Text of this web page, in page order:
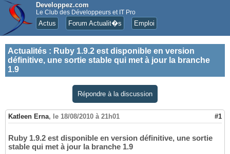
Developpez.com
Le Club des Développeurs et IT Pro
Actus Forum Actualit�s Emploi
Actualités : Ruby 1.9.2 est disponible en version
définitive, une sortie stable qui met à jour la branche
1.9
Répondre à la discussion
Katleen Erna, le 18/08/2010 à 21h01 #1
Ruby 1.9.2 est disponible en version définitive, une sortie
stable qui met à jour la branche 1.9